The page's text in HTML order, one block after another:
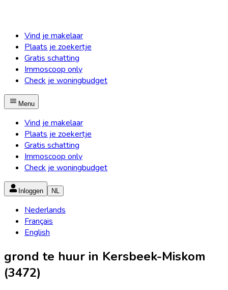
Vind je makelaar
Plaats je zoekertje
Gratis schatting
Immoscoop only
Check je woningbudget
Menu
Vind je makelaar
Plaats je zoekertje
Gratis schatting
Immoscoop only
Check je woningbudget
Inloggen NL
Nederlands
Français
English
grond te huur in Kersbeek-Miskom
(3472)